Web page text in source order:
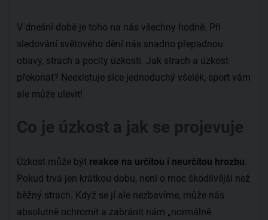
V dnešní době je toho na nás všechny hodně. Při
sledování světového dění nás snadno přepadnou
obavy, strach a pocity úzkosti. Jak strach a úzkost
překonat? Neexistuje sice jednoduchý všelék, sport vám
ale může ulevit!
Co je úzkost a jak se projevuje
Úzkost může být reakce na určitou i neurčitou hrozbu.
Pokud trvá jen krátkou dobu, není o moc škodlivější než
běžný strach. Když se jí ale nezbavíme, může nás
absolutně ochromit a zabránit nám „normálně